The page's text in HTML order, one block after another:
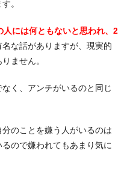
。
人には何ともないと思われ、2
名な話がありますが、現実的
ません。
く、アンチがいるのと同じ
のことを嫌う人がいるのは
ので嫌われてもあまり気に